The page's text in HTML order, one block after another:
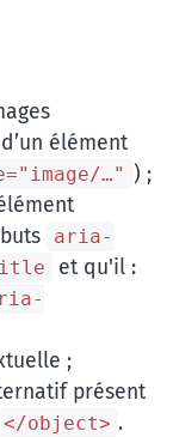
élément
…" ) ;
aria-
et qu'il :
;
présent
</object> .